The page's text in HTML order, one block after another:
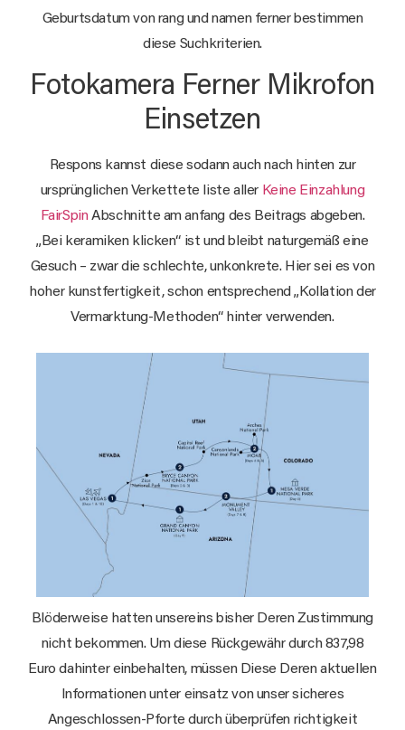
Geburtsdatum von rang und namen ferner bestimmen
diese Suchkriterien.
Fotokamera Ferner Mikrofon
Einsetzen
Respons kannst diese sodann auch nach hinten zur
ursprünglichen Verkettete liste aller Keine Einzahlung
FairSpinAbschnitte am anfang des Beitrags abgeben.
„Bei keramiken klicken“ ist und bleibt naturgemäß eine
Gesuch – zwar die schlechte, unkonkrete. Hier sei es von
hoher kunstfertigkeit, schon entsprechend „Kollation der
Vermarktung-Methoden“ hinter verwenden.
Blöderweise hatten unsereins bisher Deren Zustimmung
nicht bekommen. Um diese Rückgewähr durch 837,98
Euro dahinter einbehalten, müssen Diese Deren aktuellen
Informationen unter einsatz von unser sicheres
Angeschlossen-Pforte durch überprüfen richtigkeit